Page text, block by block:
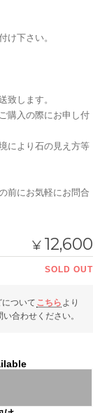
け下さい。
致します。
購入の際にお申し付
により石の見え方等
前にお気軽にお問合
¥ 12,600
SOLD OUT
ついて こちら より
い合わせください。